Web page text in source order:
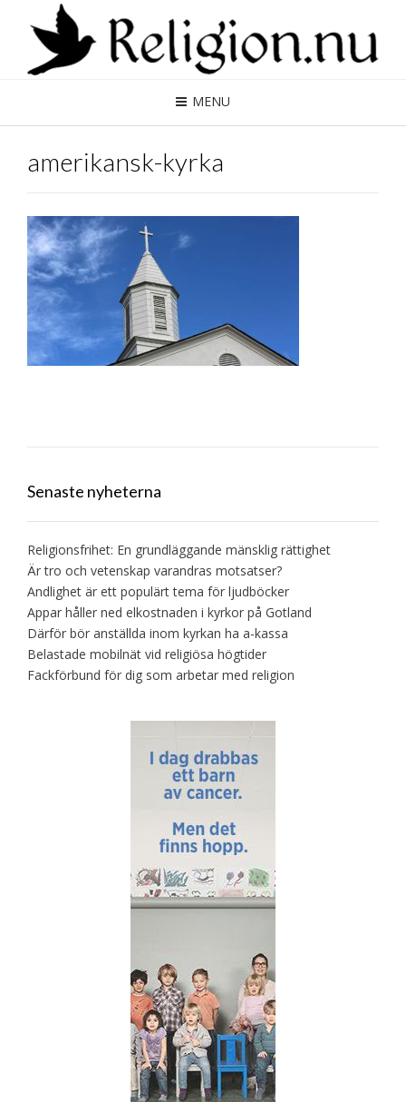
MENU
amerikansk-kyrka
Senaste nyheterna
Religionsfrihet: En grundläggande mänsklig rättighet
Är tro och vetenskap varandras motsatser?
Andlighet är ett populärt tema för ljudböcker
Appar håller ned elkostnaden i kyrkor på Gotland
Därför bör anställda inom kyrkan ha a-kassa
Belastade mobilnät vid religiösa högtider
Fackförbund för dig som arbetar med religion